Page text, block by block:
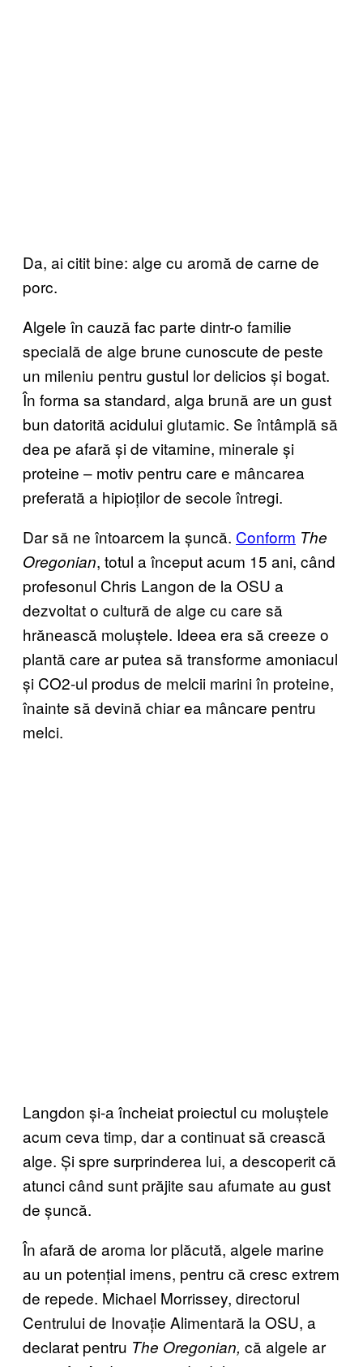
Da, ai citit bine: alge cu aromă de carne de
porc.
Algele în cauză fac parte dintr-o familie
specială de alge brune cunoscute de peste
un mileniu pentru gustul lor delicios și bogat.
În forma sa standard, alga brună are un gust
bun datorită acidului glutamic. Se întâmplă să
dea pe afară și de vitamine, minerale și
proteine – motiv pentru care e mâncarea
preferată a hipioților de secole întregi.
Dar să ne întoarcem la șuncă. Conform The
Oregonian, totul a început acum 15 ani, când
profesonul Chris Langon de la OSU a
dezvoltat o cultură de alge cu care să
hrănească moluștele. Ideea era să creeze o
plantă care ar putea să transforme amoniacul
și CO2-ul produs de melcii marini în proteine,
înainte să devină chiar ea mâncare pentru
melci.
Langdon și-a încheiat proiectul cu moluștele
acum ceva timp, dar a continuat să crească
alge. Și spre surprinderea lui, a descoperit că
atunci când sunt prăjite sau afumate au gust
de șuncă.
În afară de aroma lor plăcută, algele marine
au un potențial imens, pentru că cresc extrem
de repede. Michael Morrissey, directorul
Centrului de Inovație Alimentară la OSU, a
declarat pentru The Oregonian, că algele ar